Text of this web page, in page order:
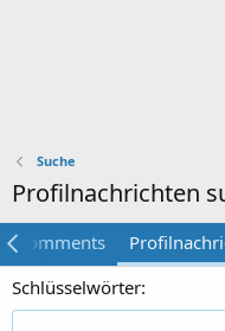
Suche
Profilnachrichten
comments
Schlüsselwörter